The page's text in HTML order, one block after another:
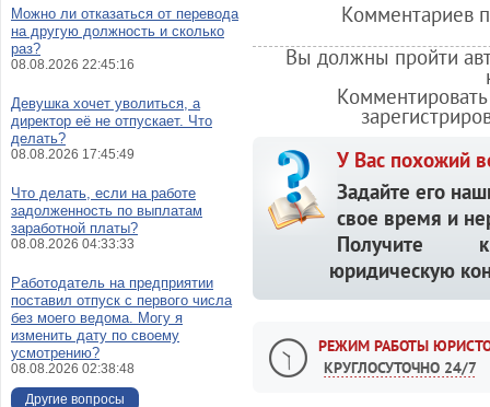
Комментариев
Вы должны пройти
У Вас похожий
Задайте его
свое время и
Получите
юридическую
РЕЖИМ РАБОТЫ
КРУГЛОСУТОЧНО 24/7
Можно ли отказаться от перевода
на другую должность и сколько
раз?
08.08.2026 22:45:16
Девушка хочет уволиться, а
директор её не отпускает. Что
делать?
08.08.2026 17:45:49
Что делать, если на работе
задолженность по выплатам
заработной платы?
08.08.2026 04:33:33
Работодатель на предприятии
поставил отпуск с первого числа
без моего ведома. Могу я
изменить дату по своему
усмотрению?
08.08.2026 02:38:48
Другие вопросы